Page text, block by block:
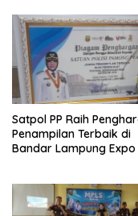
Satpol PP Raih
Penampilan Terbaik di
Bandar Lampung Expo
Masyarakat